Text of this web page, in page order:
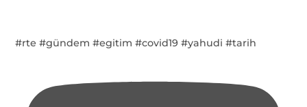
#rte #gündem #egitim #covid19 #yahudi #tarih